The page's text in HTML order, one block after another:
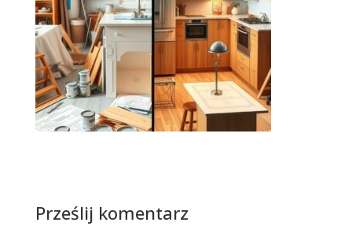
Prześlij komentarz